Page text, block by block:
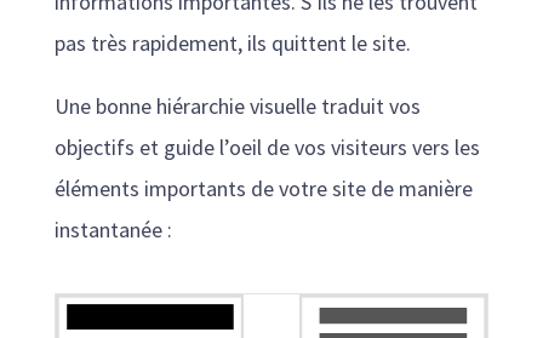
pas très rapidement, ils quittent le site.
Une bonne hiérarchie visuelle traduit vos
objectifs et guide l’oeil de vos visiteurs vers les
éléments importants de votre site de manière
instantanée :